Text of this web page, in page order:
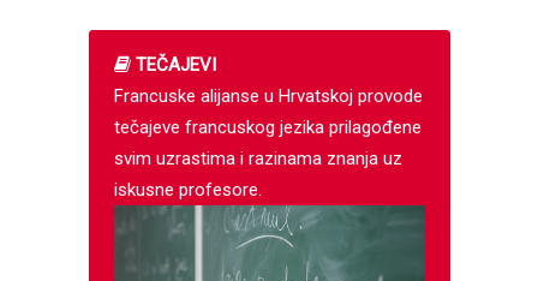
TEČAJEVI
Francuske alijanse u Hrvatskoj provode
tečajeve francuskog jezika prilagođene
svim uzrastima i razinama znanja uz
iskusne profesore.